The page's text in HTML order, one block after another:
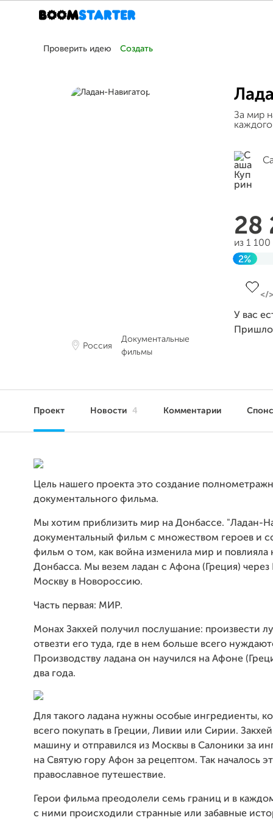
Проверить идею Создать
Россия
Документальные
фильмы
За мир
28
из 1
2%
У вас
Проект Новости 4 Комментарии
Цель нашего проекта это создание
документального фильма.
Мы хотим приблизить мир на Донбассе. "Ладан-
документальный фильм с множеством героев и
фильм о том, как война изменила мир и повлияла
Донбасса. Мы везем ладан с Афона (Греция)
Москву в Новороссию.
Часть первая: МИР.
Монах Закхей получил послушание: произвести
отвезти его туда, где в нем больше всего
Производству ладана он научился на Афоне
два года.
Для такого ладана нужны особые ингредиенты,
всего покупать в Греции, Ливии или Сирии.
машину и отправился из Москвы в Салоники за
на Святую гору Афон за рецептом. Так началось
православное путешествие.
Герои фильма преодолели семь границ и в
с ними происходили странные или забавные